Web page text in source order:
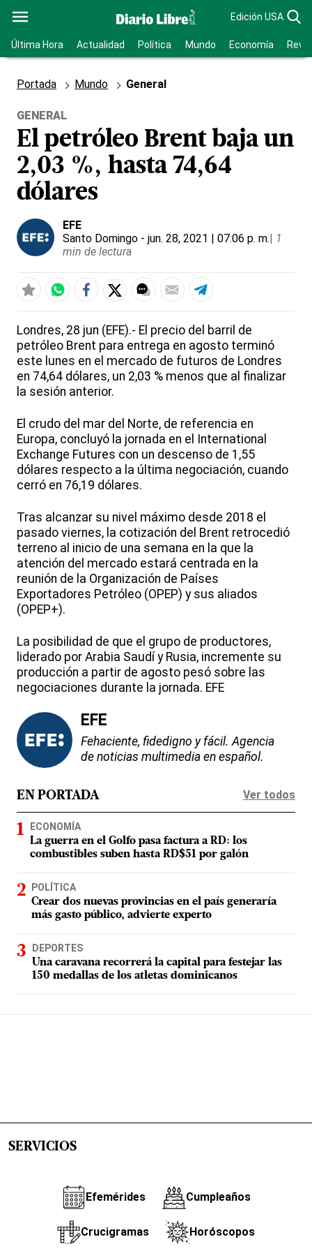
Edición USA
Última Hora Actualidad Política Mundo Economía
Portada Mundo General
GENERAL
El petróleo Brent baja un
2,03 %, hasta 74,64
dólares
EFE
Santo Domingo - jun. 28, 2021 | 07:06 p. m.| 1
min de lectura
Londres, 28 jun (EFE).- El precio del barril de
petróleo Brent para entrega en agosto terminó
este lunes en el mercado de futuros de Londres
en 74,64 dólares, un 2,03 % menos que al finalizar
la sesión anterior.
El crudo del mar del Norte, de referencia en
Europa, concluyó la jornada en el International
Exchange Futures con un descenso de 1,55
dólares respecto a la última negociación, cuando
cerró en 76,19 dólares.
Tras alcanzar su nivel máximo desde 2018 el
pasado viernes, la cotización del Brent retrocedió
terreno al inicio de una semana en la que la
atención del mercado estará centrada en la
reunión de la Organización de Países
Exportadores Petróleo (OPEP) y sus aliados
(OPEP+).
La posibilidad de que el grupo de productores,
liderado por Arabia Saudí y Rusia, incremente su
producción a partir de agosto pesó sobre las
negociaciones durante la jornada. EFE
EFE
Fehaciente, fidedigno y fácil. Agencia
de noticias multimedia en español.
EN PORTADA Ver todos
ECONOMÍA
La guerra en el Golfo pasa factura a RD: los
combustibles suben hasta RD$51 por galón
POLÍTICA
Crear dos nuevas provincias en el país generaría
más gasto público, advierte experto
DEPORTES
Una caravana recorrerá la capital para festejar las
150 medallas de los atletas dominicanos
SERVICIOS
Efemérides Cumpleaños
Crucigramas Horóscopos